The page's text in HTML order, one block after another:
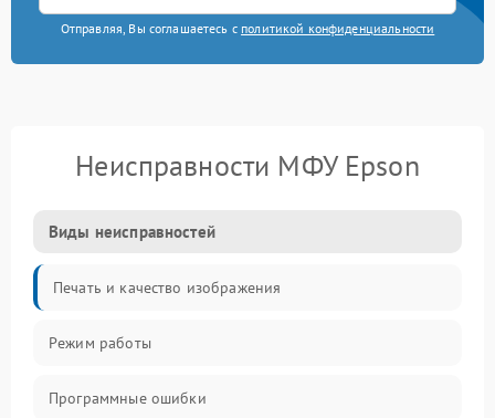
Отправляя, Вы соглашаетесь с политикой конфиденциальности
Неисправности МФУ Epson
Виды неисправностей
Печать и качество изображения
Режим работы
Программные ошибки